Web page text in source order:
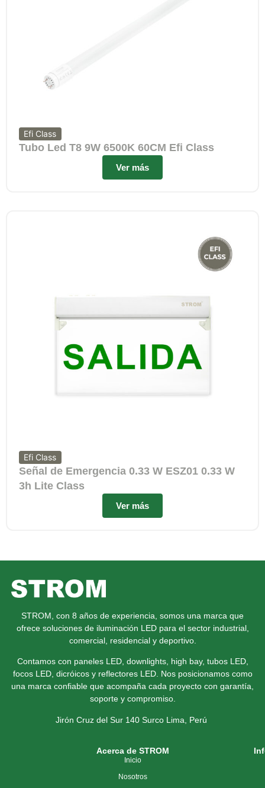
Efi Class
Tubo Led T8 9W 6500K 60CM Efi Class
Ver más
Efi Class
Señal de Emergencia 0.33 W ESZ01 0.33 W
3h Lite Class
Ver más
STROM, con 8 años de experiencia, somos una marca que
ofrece soluciones de iluminación LED para el sector industrial,
comercial, residencial y deportivo.
Contamos con paneles LED, downlights, high bay, tubos LED,
focos LED, dicróicos y reflectores LED. Nos posicionamos como
una marca confiable que acompaña cada proyecto con garantía,
soporte y compromiso.
Jirón Cruz del Sur 140 Surco Lima, Perú
Acerca de STROM
Inicio
Nosotros